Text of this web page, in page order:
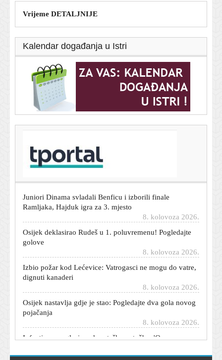
Vrijeme DETALJNIJE
Kalendar događanja u Istri
Butković razgovarao sa strojovođom: 'Pred mirovinom
je, izbjegao je smrt'
Ramljaka, Hajduk igra za 3. mjesto
golove
dignuti kanaderi
pojačanja
kategorički neistinite'